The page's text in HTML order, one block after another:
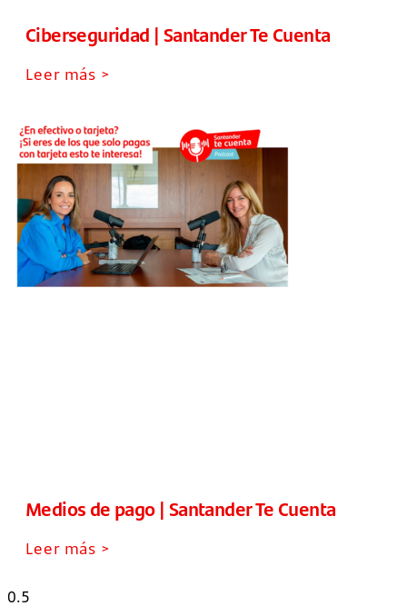
Ciberseguridad | Santander Te Cuenta
Leer más >
Medios de pago | Santander Te Cuenta
Leer más >